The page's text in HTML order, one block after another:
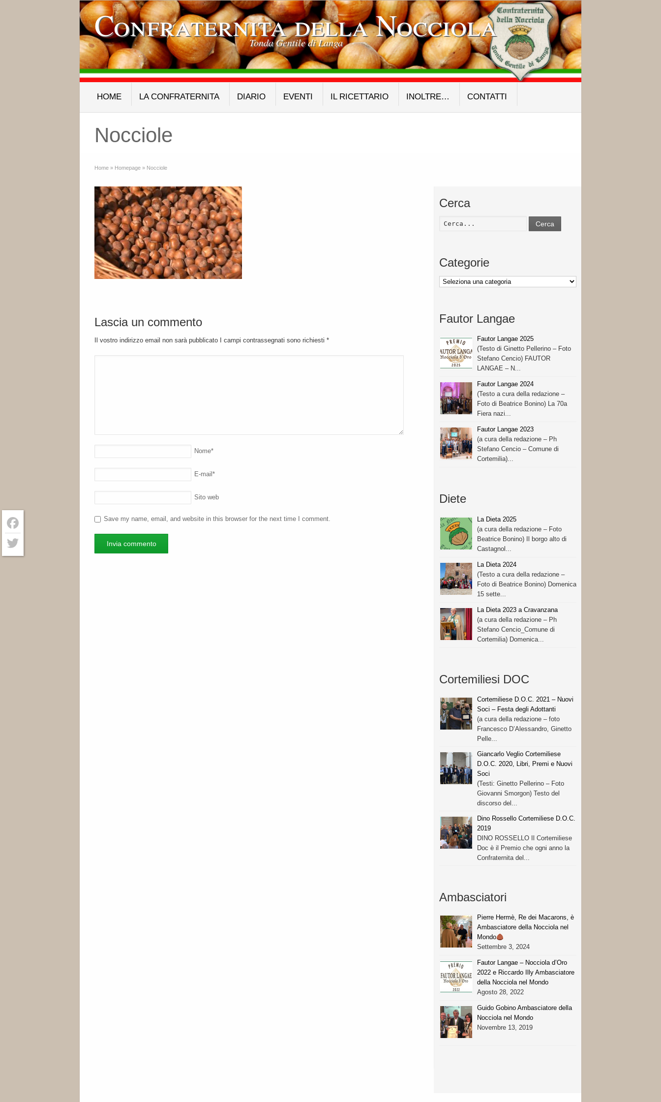
Confraternita della Nocciola
Tonda Gentile di Langa
HOME LA CONFRATERNITA DIARIO EVENTI IL RICETTARIO INOLTRE… CONTATTI
Nocciole
Home » Homepage » Nocciole
Lascia un commento
Il vostro indirizzo email non sarà pubblicato I campi contrassegnati sono richiesti *
Nome*
E-mail *
Sito web
Save my name, email, and website in this browser for the next time I comment.
Cerca
Cerca
Categorie
Categorie
Fautor Langae
Fautor Langae 2025
(Testo di Ginetto Pellerino – Foto
Stefano Cencio) FAUTOR
LANGAE – N...
Fautor Langae 2024
(Testo a cura della redazione –
Foto di Beatrice Bonino) La 70a
Fiera nazi...
Fautor Langae 2023
(a cura della redazione – Ph
Stefano Cencio – Comune di
Cortemilia)...
Diete
La Dieta 2025
(a cura della redazione – Foto
Beatrice Bonino) Il borgo alto di
Castagnol...
La Dieta 2024
(Testo a cura della redazione –
Foto di Beatrice Bonino) Domenica
15 sette...
La Dieta 2023 a Cravanzana
(a cura della redazione – Ph
Stefano Cencio_Comune di
Cortemilia) Domenica...
Cortemiliesi DOC
Cortemiliese D.O.C. 2021 – Nuovi
Soci – Festa degli Adottanti
(a cura della redazione – foto
Francesco D’Alessandro, Ginetto
Pelle...
Giancarlo Veglio Cortemiliese
D.O.C. 2020, Libri, Premi e Nuovi
Soci
(Testi: Ginetto Pellerino – Foto
Giovanni Smorgon) Testo del
discorso del...
Dino Rossello Cortemiliese D.O.C.
2019
DINO ROSSELLO Il Cortemiliese
Doc è il Premio che ogni anno la
Confraternita del...
Ambasciatori
Pierre Hermè, Re dei Macarons, è
Ambasciatore della Nocciola nel
Mondo
Settembre 3, 2024
Fautor Langae – Nocciola d’Oro
2022 e Riccardo Illy Ambasciatore
della Nocciola nel Mondo
Agosto 28, 2022
Guido Gobino Ambasciatore della
Nocciola nel Mondo
Novembre 13, 2019
Facebook
Twitter